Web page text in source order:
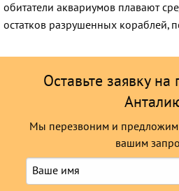
обитатели аквариумов плавают
остатков разрушенных кораблей,
Оставьте заявку
Мы перезвоним и
вашим